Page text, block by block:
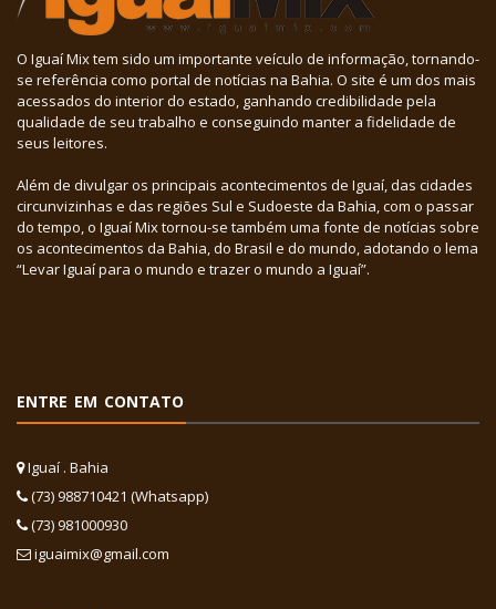
O Iguaí Mix tem sido um importante veículo de informação, tornando-
se referência como portal de notícias na Bahia. O site é um dos mais
acessados do interior do estado, ganhando credibilidade pela
qualidade de seu trabalho e conseguindo manter a fidelidade de
seus leitores.
Além de divulgar os principais acontecimentos de Iguaí, das cidades
circunvizinhas e das regiões Sul e Sudoeste da Bahia, com o passar
do tempo, o Iguaí Mix tornou-se também uma fonte de notícias sobre
os acontecimentos da Bahia, do Brasil e do mundo, adotando o lema
“Levar Iguaí para o mundo e trazer o mundo a Iguaí”.
ENTRE EM CONTATO
Iguaí . Bahia
(73) 988710421 (Whatsapp)
(73) 981000930
iguaimix@gmail.com